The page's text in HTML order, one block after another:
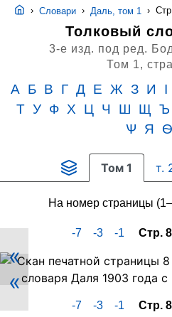
› Словари › Даль, том 1 ›
Толковый
3-е изд. под ред.
Том 1,
А Б В Г Д Е Ж З И I
Т У Ф Х Ц Ч Ш Щ Ъ
Ѱ
Я Ѳ
Том 1 т.
На номер страницы
-7 -3 -1 Стр. 8
Скан
PDF-
страницы
8
«
«
-7 -3 -1 Стр. 8